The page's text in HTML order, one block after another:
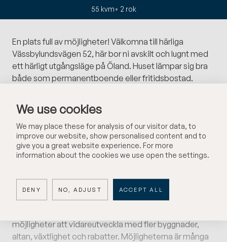
We use cookies
We may place these for analysis of our visitor data, to
improve our website, show personalised content and to
give you a great website experience. For more
information about the cookies we use open the settings.
DENY NO, ADJUST ACCEPT ALL
55 kvm 2 rok
En plats full av möjligheter! Välkomna till härliga
Vässbylundsvägen 52, här bor ni avskilt och lugnt med
ett härligt utgångsläge på Öland. Huset lämpar sig bra
både som permanentboende eller fritidsbostad.
Huset som planerats är inte fullt färdigbyggt, här har
man en platta på mark med resta väggar och tätt tak
som grund, utformningen och planering är gjord för ett
större allrum med kök, sovrum och badrum. Kvar är det
fastighetsmäklaren.
möjligheter att vidareutveckla med fler byggnader,
altan, växtlighet och rabatter. Möjligheterna är många